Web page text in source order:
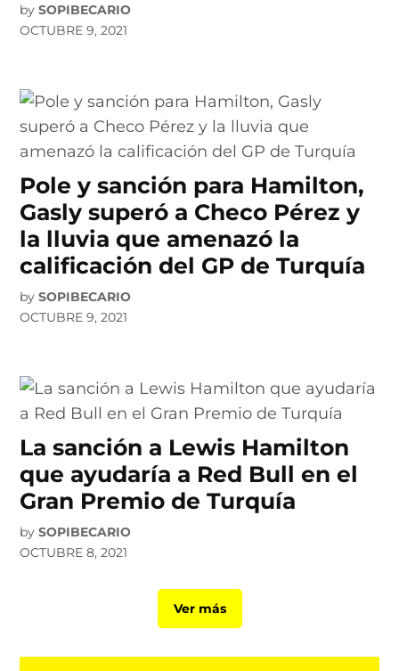
by SOPIBECARIO
OCTUBRE 9, 2021
Pole y sanción para Hamilton,
Gasly superó a Checo Pérez y
la lluvia que amenazó la
calificación del GP de Turquía
by SOPIBECARIO
OCTUBRE 9, 2021
La sanción a Lewis Hamilton
que ayudaría a Red Bull en el
Gran Premio de Turquía
by SOPIBECARIO
OCTUBRE 8, 2021
Ver más